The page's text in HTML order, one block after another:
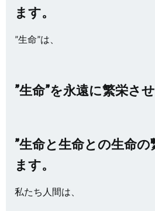
ます。
”生命”は、
”生命”を永遠に繁栄さ
”生命と生命との生命の
ます。
私たち人間は、